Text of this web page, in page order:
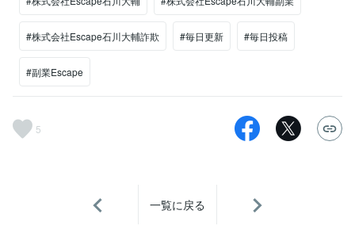
#株式会社Escape石川大輔詐欺 #毎日更新 #毎日投稿
#副業Escape
5
一覧に戻る